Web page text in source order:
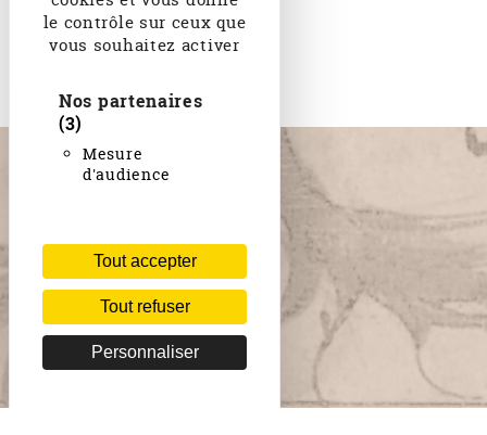
le contrôle sur ceux que
vous souhaitez activer
Nos partenaires
(3)
Mesure
d'audience
Tout accepter
Tout refuser
Personnaliser